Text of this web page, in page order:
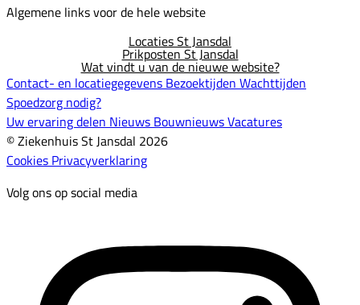
Algemene links voor de hele website
Locaties St Jansdal
Prikposten St Jansdal
Wat vindt u van de nieuwe website?
Contact- en locatiegegevens Bezoektijden Wachttijden
Spoedzorg nodig?
Uw ervaring delen Nieuws BouwnieuwsVacatures
© Ziekenhuis St Jansdal 2026
Cookies Privacyverklaring
Volg ons op social media